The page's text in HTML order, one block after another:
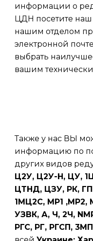
информации о
ЦДН посетите наш
нашим отделом
электронной
выбрать
вашим
Также у нас ВЫ
информацию по
других видов
Ц2У, Ц2У-Н, ЦУ,
ЦТНД, ЦЗУ, РК,
1МЦ2С, МР1 ,МР2,
УЗВК, А, Ч, 2Ч,
РГС, РГ, РГСП,